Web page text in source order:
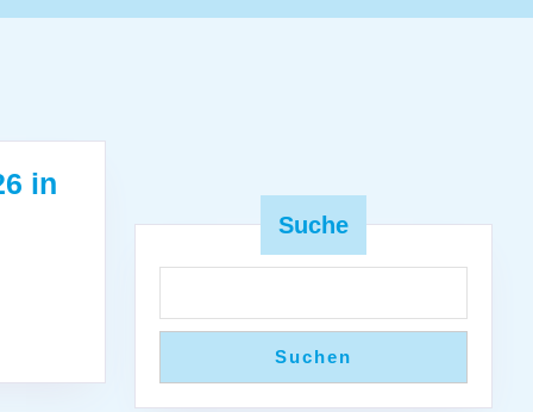
in
Suche
Suchen